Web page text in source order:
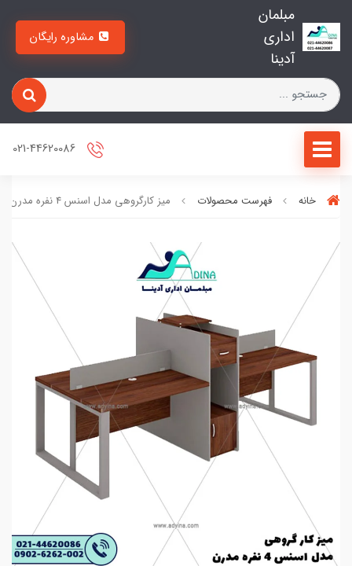
مبلمان
اداری
آدینا
خانه فهرست محصولات ميز كارگروهي مدل اسنس 4 نفره مدرن